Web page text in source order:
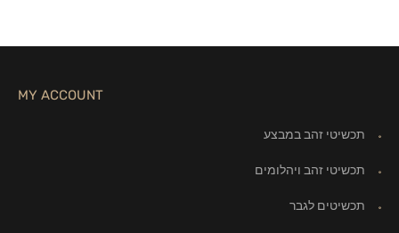
MY ACCOUNT
תכשיטי זהב במבצע
תכשיטי זהב ויהלומים
תכשיטים לגבר